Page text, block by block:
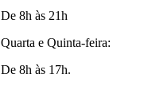
De 8h às 21h
Quarta e Quinta-feira:
De 8h às 17h.